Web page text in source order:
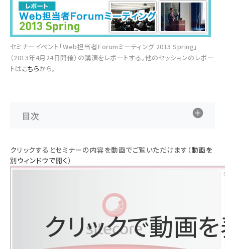
セミナーイベント「Web担当者Forumミーティング 2013 Spring」
（2013年4月24日開催）の講演をレポートする。他のセッションのレポー
トはこちらから。
目次
クリックするとセミナーの内容を動画でご覧いただけます（動画を
別ウィンドウで開く）
クリックで動画